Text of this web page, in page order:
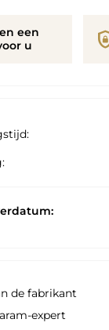
een
u
de fabrikant
expert